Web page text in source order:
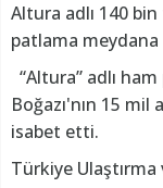
Altura adlı 140
patlama meydana
“Altura” adlı
Boğazı'nın 15 mil
isabet etti.
Türkiye Ulaştırma